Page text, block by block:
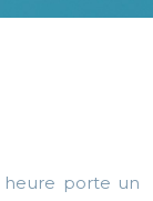
heure porte un